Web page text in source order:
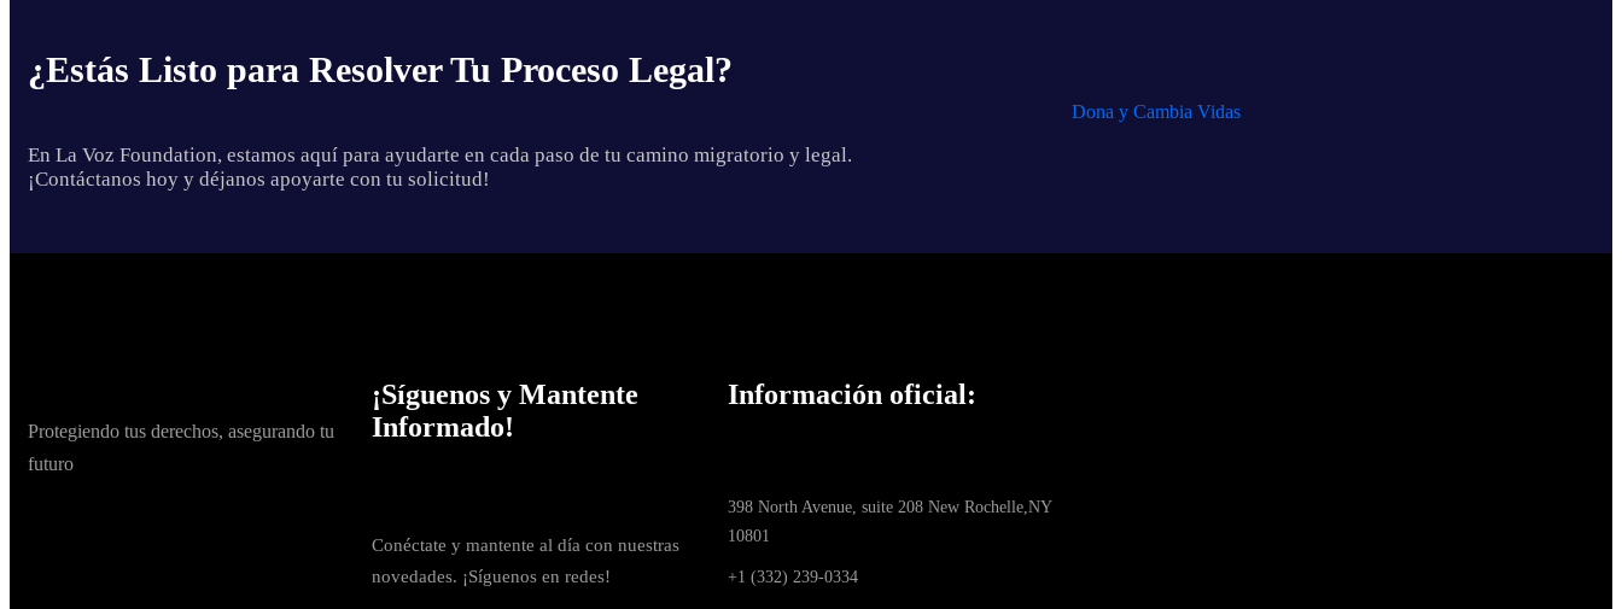
¿Estás Listo para Resolver Tu Proceso Legal?
En La Voz Foundation, estamos aquí para ayudarte en cada paso de tu camino migratorio y legal.
¡Contáctanos hoy y déjanos apoyarte con tu solicitud!
Dona y Cambia Vidas
Protegiendo tus derechos, asegurando tu
futuro
¡Síguenos y Mantente
Informado!
Conéctate y mantente al día con nuestras
novedades. ¡Síguenos en redes!
Información oficial:
398 North Avenue, suite 208 New Rochelle,NY
10801
+1 (332) 239-0334